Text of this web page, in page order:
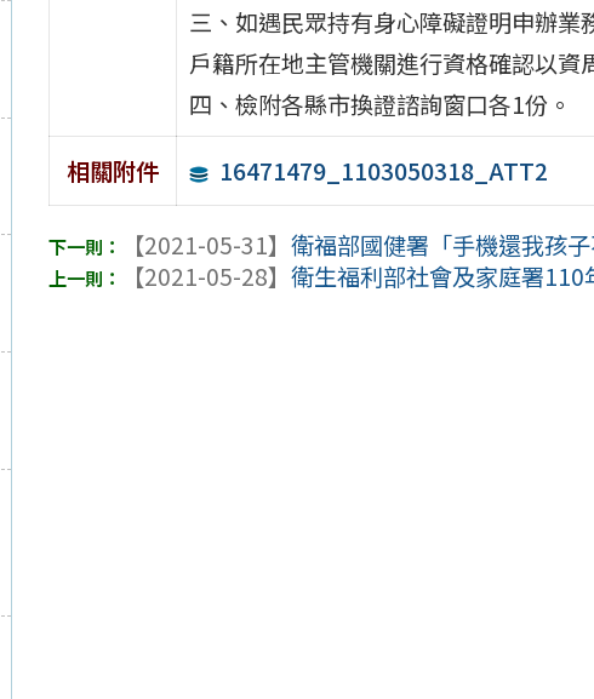
三、如遇民眾持有身心障礙證明申辦
戶籍所在地主管機關進行資格確認以資
四、檢附各縣市換證諮詢窗口各1份。
相關附件
16471479_1103050318_ATT2
【2021-05-31】衛福部國健署「手機還我孩
【2021-05-28】衛生福利部社會及家庭署